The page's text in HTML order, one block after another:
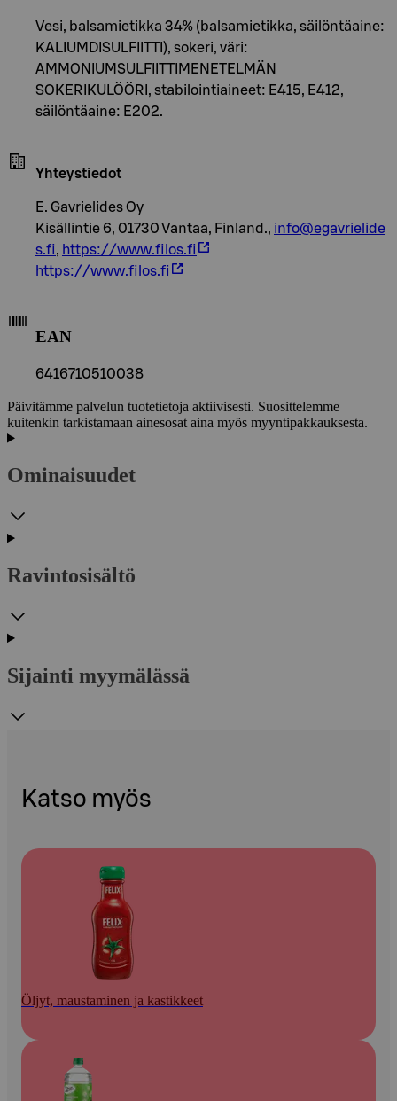
Vesi, balsamietikka 34% (balsamietikka, säilöntäaine:
KALIUMDISULFIITTI), sokeri, väri:
AMMONIUMSULFIITTIMENETELMÄN
SOKERIKULÖÖRI, stabilointiaineet: E415, E412,
säilöntäaine: E202.
Yhteystiedot
E. Gavrielides Oy
Kisällintie 6, 01730 Vantaa, Finland., info@egavrielide
s.fi, https://www.filos.fi
https://www.filos.fi
EAN
6416710510038
Päivitämme palvelun tuotetietoja aktiivisesti. Suosittelemme
kuitenkin tarkistamaan ainesosat aina myös myyntipakkauksesta.
Ominaisuudet
Ravintosisältö
Sijainti myymälässä
Katso myös
Öljyt, maustaminen ja kastikkeet